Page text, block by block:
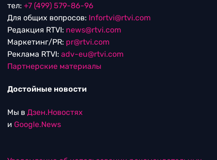
тел: +7 (499) 579-86-96
Для общих вопросов: Infortvi@rtvi.com
Редакция RTVI: news@rtvi.com
Маркетинг/PR: pr@rtvi.com
Реклама RTVI: adv-eu@rtvi.com
Партнерские материалы
Достойные новости
Мы в Дзен.Новостях
и Google.News